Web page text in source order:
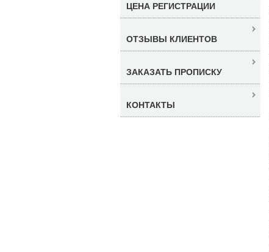
ЦЕНА РЕГИСТРАЦИИ
ОТЗЫВЫ КЛИЕНТОВ
ЗАКАЗАТЬ ПРОПИСКУ
КОНТАКТЫ